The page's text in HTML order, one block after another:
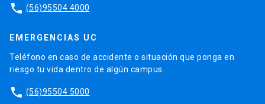
phone (56)95504 4000
EMERGENCIAS UC
Teléfono en caso de accidente o situación que ponga en
riesgo tu vida dentro de algún campus.
phone (56)95504 5000